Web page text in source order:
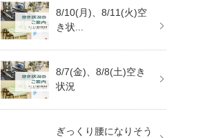
8/10(月)、8/11(火)空
き状...
8/7(金)、8/8(土)空き
状況
ぎっくり腰になりそう